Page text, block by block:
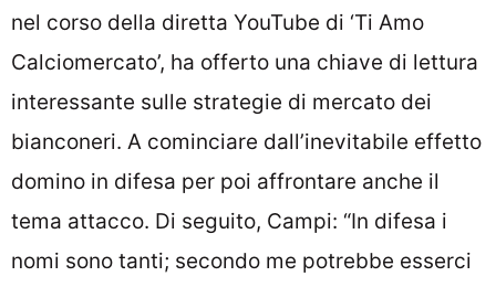
nel corso della diretta YouTube di ‘Ti Amo
Calciomercato’, ha offerto una chiave di lettura
interessante sulle strategie di mercato dei
bianconeri. A cominciare dall’inevitabile effetto
domino in difesa per poi affrontare anche il
tema attacco. Di seguito, Campi: “In difesa i
nomi sono tanti; secondo me potrebbe esserci